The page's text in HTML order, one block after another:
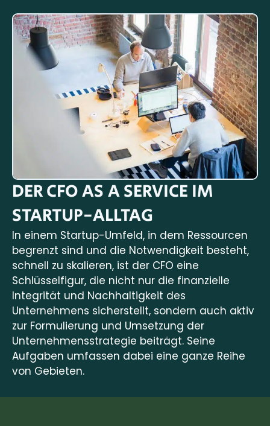
DER CFO AS A SERVICE IM
STARTUP-ALLTAG
In einem Startup-Umfeld, in dem Ressourcen
begrenzt sind und die Notwendigkeit besteht,
schnell zu skalieren, ist der CFO eine
Schlüsselfigur, die nicht nur die finanzielle
Integrität und Nachhaltigkeit des
Unternehmens sicherstellt, sondern auch aktiv
zur Formulierung und Umsetzung der
Unternehmensstrategie beiträgt. Seine
Aufgaben umfassen dabei eine ganze Reihe
von Gebieten.